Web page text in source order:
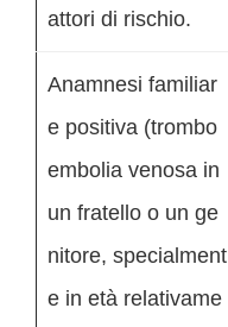
attori di rischio.
Anamnesi familiar
e positiva (trombo
embolia venosa in
un fratello o un ge
nitore, specialment
e in età relativame